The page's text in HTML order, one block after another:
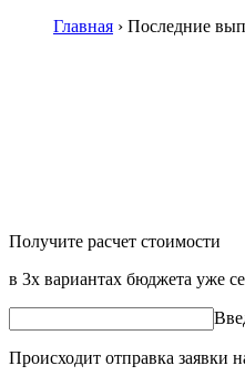
Главная › Последние
Получите расчет стоимости
в 3х вариантах бюджета уже
Происходит отправка заявки